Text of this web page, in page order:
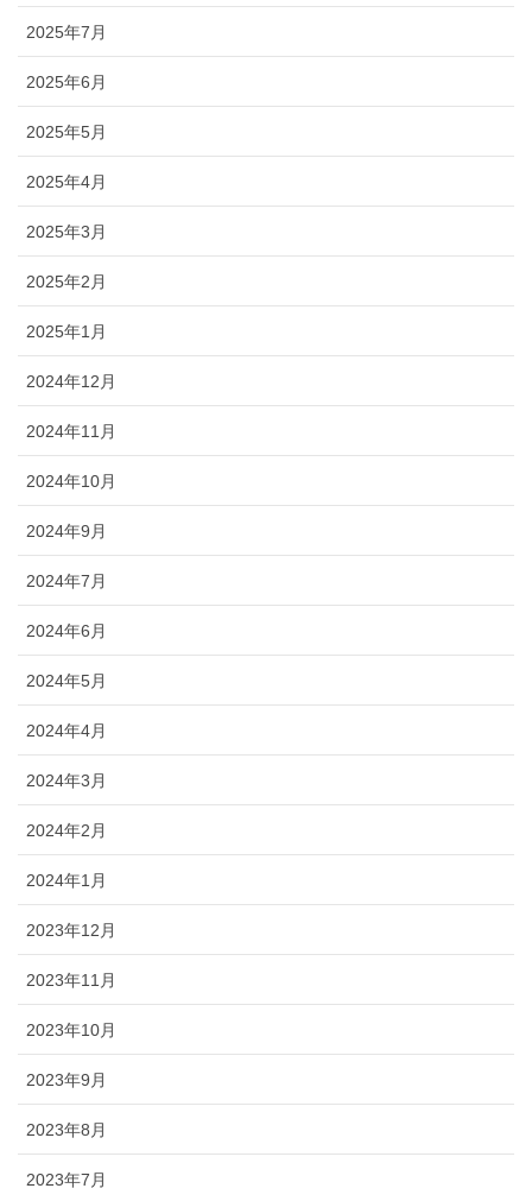
2025年7月
2025年6月
2025年5月
2025年4月
2025年3月
2025年2月
2025年1月
2024年12月
2024年11月
2024年10月
2024年9月
2024年7月
2024年6月
2024年5月
2024年4月
2024年3月
2024年2月
2024年1月
2023年12月
2023年11月
2023年10月
2023年9月
2023年8月
2023年7月